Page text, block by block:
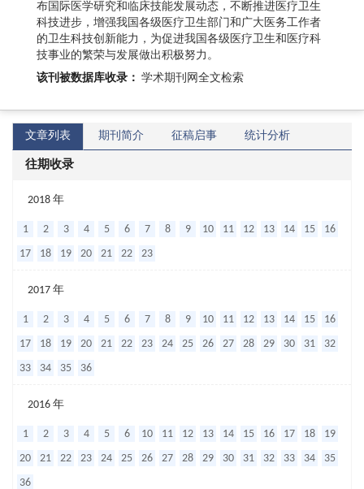
布国际医学研究和临床技能发展动态，不断推进医疗卫生
科技进步，增强我国各级医疗卫生部门和广大医务工作者
的卫生科技创新能力，为促进我国各级医疗卫生和医疗科
技事业的繁荣与发展做出积极努力。
该刊被数据库收录： 学术期刊网全文检索
文章列表 期刊简介 征稿启事 统计分析
往期收录
2018 年
1 2 3 4 5 6 7 8 9 10 11 12 13 14 15
16
17
18 19 20 21 22 23
2017 年
1 2 3 4 5 6 7 8 9 10 11 12 13 14 15
16
17
18 19 20 21 22 23 24 25 26 27 28 29 30 31
32
33
34 35 36
2016 年
1 2 3 4 5 6 10 11 12 13 14 15 16 17 18
19
20
21 22 23 24 25 26 27 28 29 30 31 32 33 34
35
36
蛋
白
条
联